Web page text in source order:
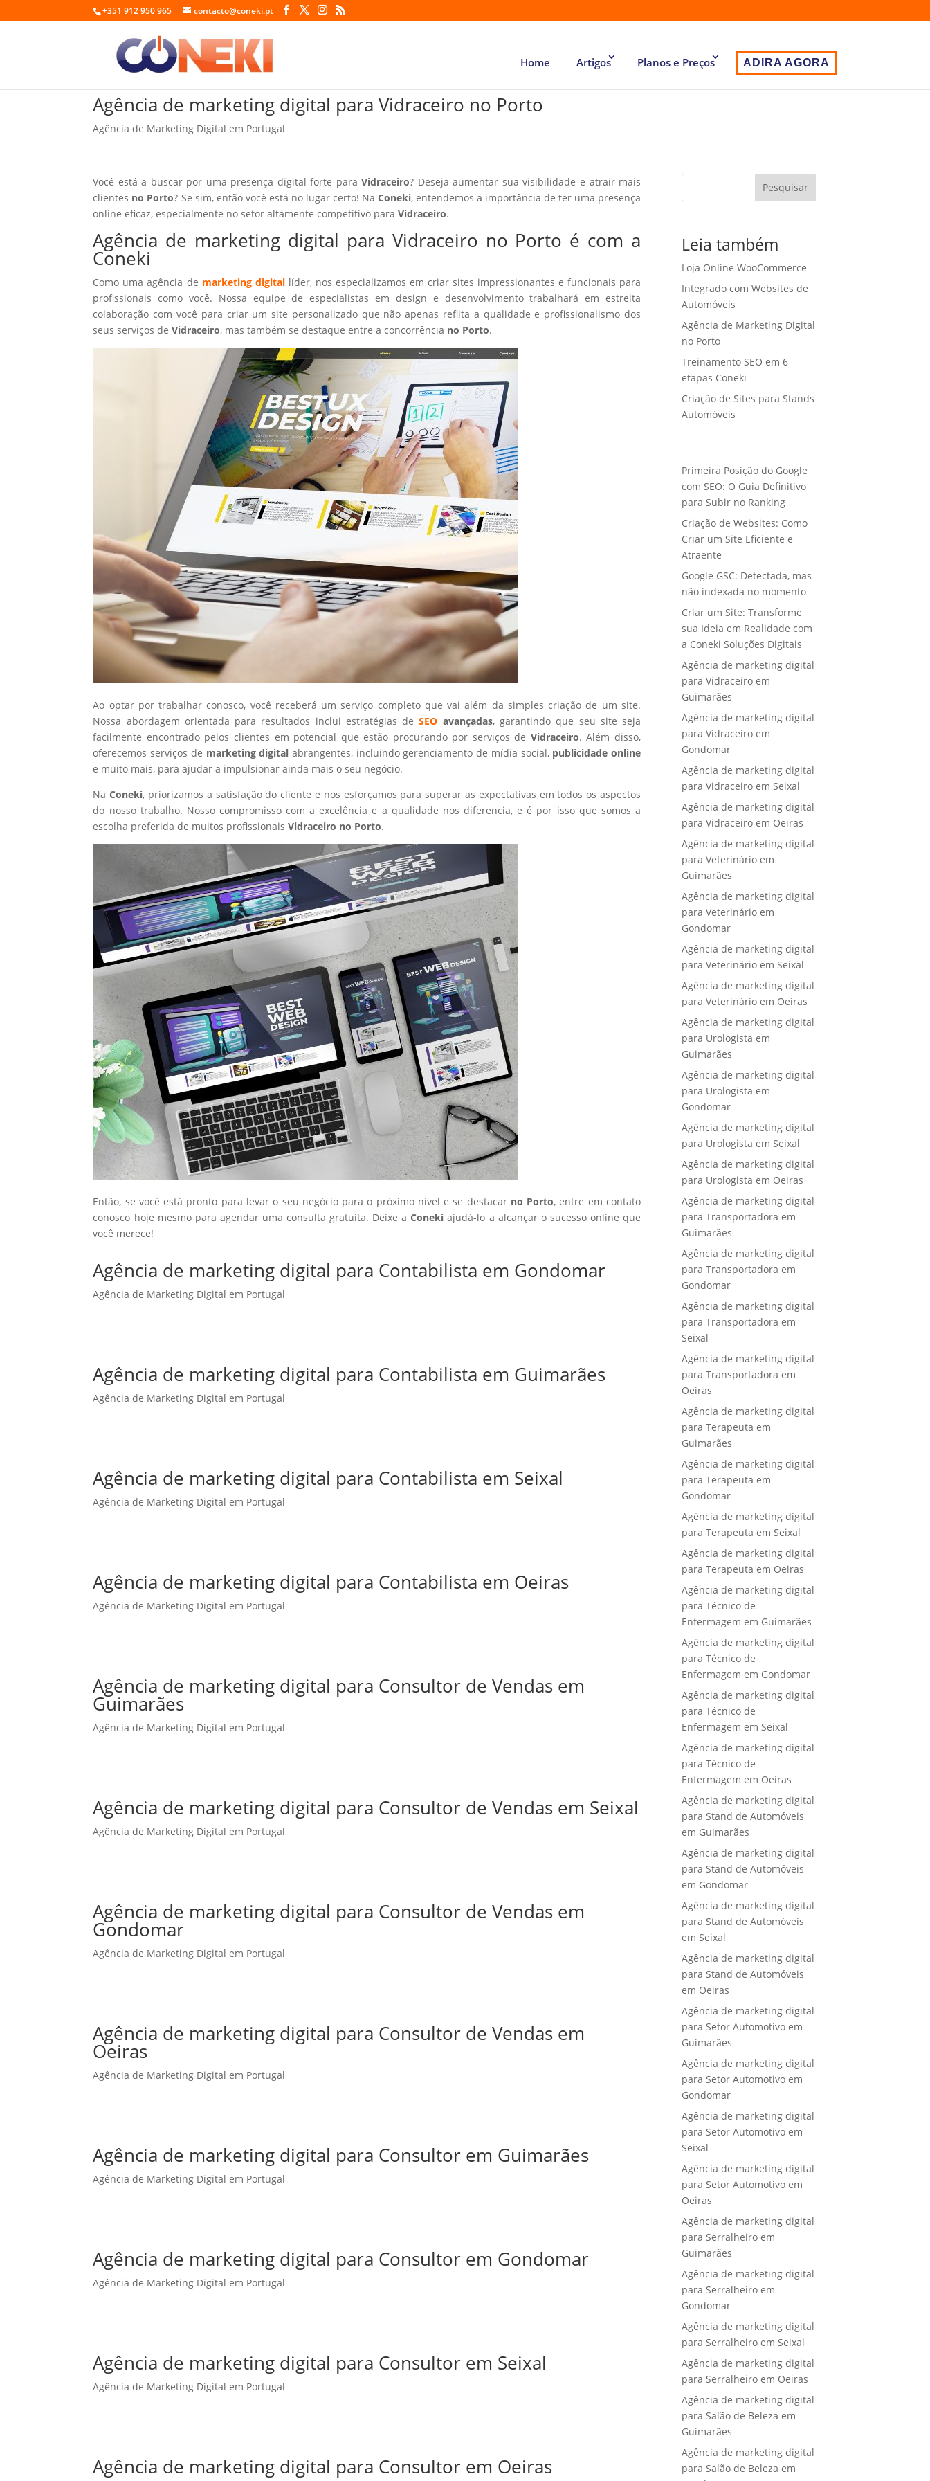
+351 912 950 965 contacto@coneki.pt
Home Artigos Planos e Preços ADIRA AGORA
Agência de marketing digital para Vidraceiro no Porto
Agência de Marketing Digital em Portugal
Você está a buscar por uma presença digital forte paraVidraceiro? Deseja aumentar sua visibilidade e atrair mais
clientes no Porto? Se sim, então você está no lugar certo! Na Coneki, entendemos a importância de ter uma presença
online eficaz, especialmente no setor altamente competitivo paraVidraceiro.
Agência de marketing digital para Vidraceiro no Porto é com a
Coneki
Como uma agência de marketing digitallíder, nos especializamos em criar sites impressionantes e funcionais para
profissionais como você. Nossa equipe de especialistas em design e desenvolvimento trabalhará em estreita
colaboração com você para criar um site personalizado que não apenas reflita a qualidade e profissionalismo dos
seus serviços deVidraceiro, mas também se destaque entre a concorrência no Porto.
Ao optar por trabalhar conosco, você receberá um serviço completo que vai além da simples criação de um site.
Nossa abordagem orientada para resultados inclui estratégias deSEO avançadas, garantindo que seu site seja
facilmente encontrado pelos clientes em potencial que estão procurando por serviços de Vidraceiro. Além disso,
oferecemos serviços de marketing digital abrangentes, incluindo gerenciamento de mídia social, publicidade online
e muito mais, para ajudar a impulsionar ainda mais o seu negócio.
NaConeki, priorizamos a satisfação do cliente e nos esforçamos para superar as expectativas em todos os aspectos
do nosso trabalho. Nosso compromisso com a excelência e a qualidade nos diferencia, e é por isso que somos a
escolha preferida de muitos profissionaisVidraceiro no Porto.
Então, se você está pronto para levar o seu negócio para o próximo nível e se destacar no Porto, entre em contato
conosco hoje mesmo para agendar uma consulta gratuita. Deixe aConeki ajudá-lo a alcançar o sucesso online que
você merece!
Agência de marketing digital para Contabilista em Gondomar
Agência de Marketing Digital em Portugal
Agência de marketing digital para Contabilista em Guimarães
Agência de Marketing Digital em Portugal
Agência de marketing digital para Contabilista em Seixal
Agência de Marketing Digital em Portugal
Agência de marketing digital para Contabilista em Oeiras
Agência de Marketing Digital em Portugal
Agência de marketing digital para Consultor de Vendas em
Guimarães
Agência de Marketing Digital em Portugal
Agência de marketing digital para Consultor de Vendas em Seixal
Agência de Marketing Digital em Portugal
Agência de marketing digital para Consultor de Vendas em
Gondomar
Agência de Marketing Digital em Portugal
Agência de marketing digital para Consultor de Vendas em
Oeiras
Agência de Marketing Digital em Portugal
Agência de marketing digital para Consultor em Guimarães
Agência de Marketing Digital em Portugal
Agência de marketing digital para Consultor em Gondomar
Agência de Marketing Digital em Portugal
Agência de marketing digital para Consultor em Seixal
Agência de Marketing Digital em Portugal
Agência de marketing digital para Consultor em Oeiras
Pesquisar
Leia também
Loja Online WooCommerce
Integrado com Websites de
Automóveis
Agência de Marketing Digital
no Porto
Treinamento SEO em 6
etapas Coneki
Criação de Sites para Stands
Automóveis
Primeira Posição do Google
com SEO: O Guia Definitivo
para Subir no Ranking
Criação de Websites: Como
Criar um Site Eficiente e
Atraente
Google GSC: Detectada, mas
não indexada no momento
Criar um Site: Transforme
sua Ideia em Realidade com
a Coneki Soluções Digitais
Agência de marketing digital
para Vidraceiro em
Guimarães
Agência de marketing digital
para Vidraceiro em
Gondomar
Agência de marketing digital
para Vidraceiro em Seixal
Agência de marketing digital
para Vidraceiro em Oeiras
Agência de marketing digital
para Veterinário em
Guimarães
Agência de marketing digital
para Veterinário em
Gondomar
Agência de marketing digital
para Veterinário em Seixal
Agência de marketing digital
para Veterinário em Oeiras
Agência de marketing digital
para Urologista em
Guimarães
Agência de marketing digital
para Urologista em
Gondomar
Agência de marketing digital
para Urologista em Seixal
Agência de marketing digital
para Urologista em Oeiras
Agência de marketing digital
para Transportadora em
Guimarães
Agência de marketing digital
para Transportadora em
Gondomar
Agência de marketing digital
para Transportadora em
Seixal
Agência de marketing digital
para Transportadora em
Oeiras
Agência de marketing digital
para Terapeuta em
Guimarães
Agência de marketing digital
para Terapeuta em
Gondomar
Agência de marketing digital
para Terapeuta em Seixal
Agência de marketing digital
para Terapeuta em Oeiras
Agência de marketing digital
para Técnico de
Enfermagem em Guimarães
Agência de marketing digital
para Técnico de
Enfermagem em Gondomar
Agência de marketing digital
para Técnico de
Enfermagem em Seixal
Agência de marketing digital
para Técnico de
Enfermagem em Oeiras
Agência de marketing digital
para Stand de Automóveis
em Guimarães
Agência de marketing digital
para Stand de Automóveis
em Gondomar
Agência de marketing digital
para Stand de Automóveis
em Seixal
Agência de marketing digital
para Stand de Automóveis
em Oeiras
Agência de marketing digital
para Setor Automotivo em
Guimarães
Agência de marketing digital
para Setor Automotivo em
Gondomar
Agência de marketing digital
para Setor Automotivo em
Seixal
Agência de marketing digital
para Setor Automotivo em
Oeiras
Agência de marketing digital
para Serralheiro em
Guimarães
Agência de marketing digital
para Serralheiro em
Gondomar
Agência de marketing digital
para Serralheiro em Seixal
Agência de marketing digital
para Serralheiro em Oeiras
Agência de marketing digital
para Salão de Beleza em
Guimarães
Agência de marketing digital
para Salão de Beleza em